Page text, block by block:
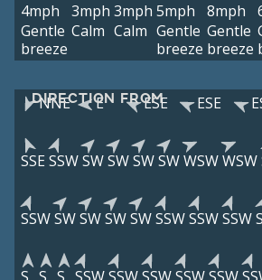
4mph
Gentle
breeze
3mph
Calm
3mph
Calm
5mph
Gentle
breeze
8mph
Gentle
breeze
DIRECTION FROM
NNE E ESE ESE
SSE SSWSWSWSWSWWSWWSW
SSWSWSWSWSWSSWSSWSSW